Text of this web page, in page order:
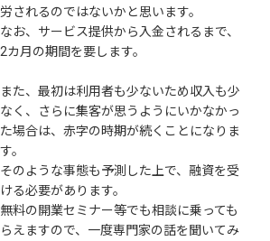
労されるのではないかと思います。
なお、サービス提供から入金されるまで、
2カ月の期間を要します。
また、最初は利用者も少ないため収入も少
なく、さらに集客が思うようにいかなかっ
た場合は、赤字の時期が続くことになりま
す。
そのような事態も予測した上で、融資を受
ける必要があります。
無料の開業セミナー等でも相談に乗っても
らえますので、一度専門家の話を聞いてみ